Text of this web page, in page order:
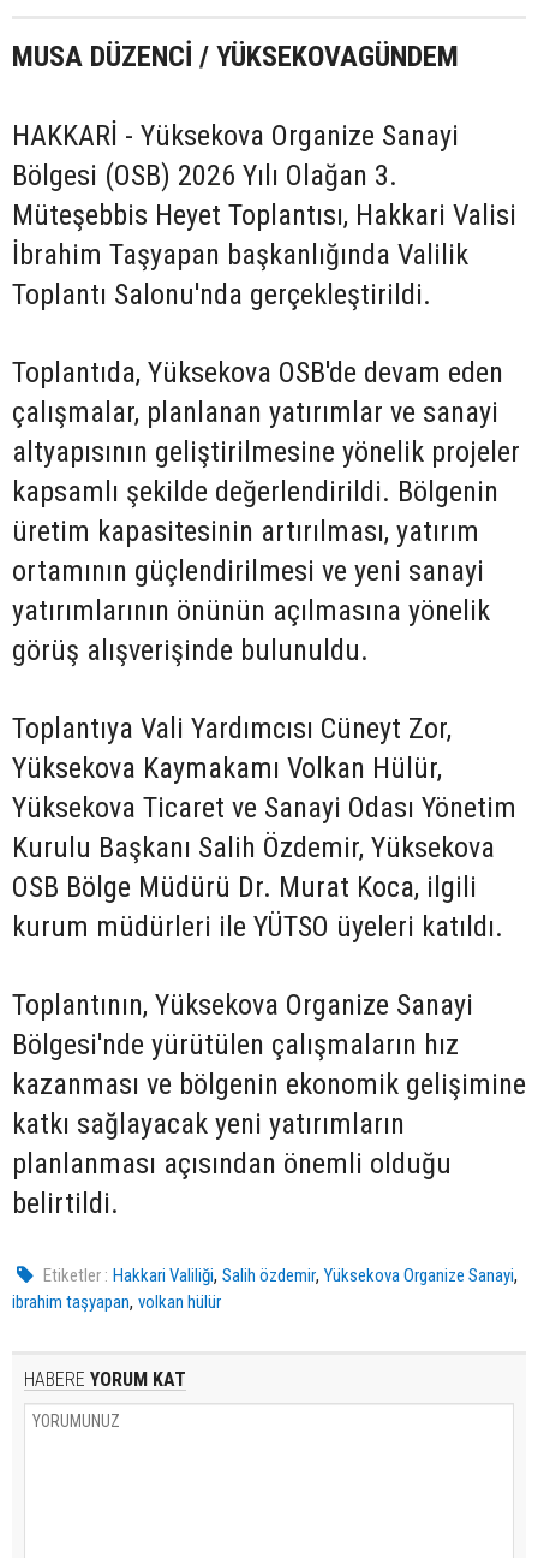
MUSA DÜZENCİ / YÜKSEKOVAGÜNDEM
HAKKARİ - Yüksekova Organize Sanayi
Bölgesi (OSB) 2026 Yılı Olağan 3.
Müteşebbis Heyet Toplantısı, Hakkari Valisi
İbrahim Taşyapan başkanlığında Valilik
Toplantı Salonu'nda gerçekleştirildi.
Toplantıda, Yüksekova OSB'de devam eden
çalışmalar, planlanan yatırımlar ve sanayi
altyapısının geliştirilmesine yönelik projeler
kapsamlı şekilde değerlendirildi. Bölgenin
üretim kapasitesinin artırılması, yatırım
ortamının güçlendirilmesi ve yeni sanayi
yatırımlarının önünün açılmasına yönelik
görüş alışverişinde bulunuldu.
Toplantıya Vali Yardımcısı Cüneyt Zor,
Yüksekova Kaymakamı Volkan Hülür,
Yüksekova Ticaret ve Sanayi Odası Yönetim
Kurulu Başkanı Salih Özdemir, Yüksekova
OSB Bölge Müdürü Dr. Murat Koca, ilgili
kurum müdürleri ile YÜTSO üyeleri katıldı.
Toplantının, Yüksekova Organize Sanayi
Bölgesi'nde yürütülen çalışmaların hız
kazanması ve bölgenin ekonomik gelişimine
katkı sağlayacak yeni yatırımların
planlanması açısından önemli olduğu
belirtildi.
Etiketler : Hakkari Valiliği,Salih özdemir,Yüksekova Organize Sanayi,
ibrahim taşyapan, volkan hülür
HABERE YORUM KAT